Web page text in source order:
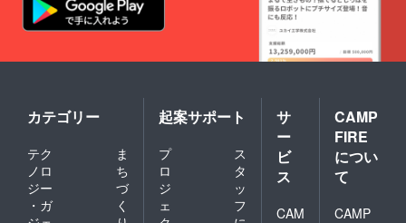
カテゴリー
テク
ノロ
ジー
・ガ
ま
ち
づ
く
起案サポート
プ
ロ
ジ
ェ
ス
タ
ッ
フ
サ
ー
ビ
ス
CAM
CAMP
FIRE
につい
て
CAMP